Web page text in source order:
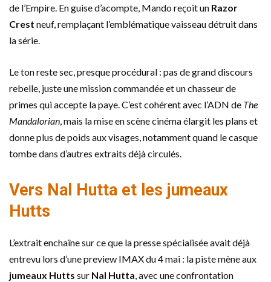
de l’Empire. En guise d’acompte, Mando reçoit un Razor
Crest neuf, remplaçant l’emblématique vaisseau détruit dans
la série.
Le ton reste sec, presque procédural : pas de grand discours
rebelle, juste une mission commandée et un chasseur de
primes qui accepte la paye. C’est cohérent avec l’ADN de The
Mandalorian, mais la mise en scène cinéma élargit les plans et
donne plus de poids aux visages, notamment quand le casque
tombe dans d’autres extraits déjà circulés.
Vers Nal Hutta et les jumeaux
Hutts
L’extrait enchaîne sur ce que la presse spécialisée avait déjà
entrevu lors d’une preview IMAX du 4 mai : la piste mène aux
jumeaux Hutts sur Nal Hutta, avec une confrontation